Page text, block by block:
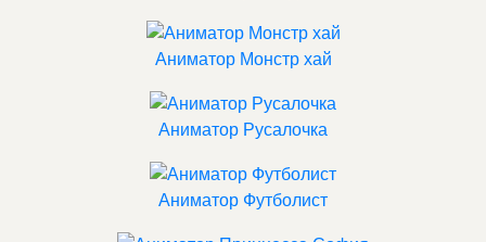
Аниматор Монстр хай
Аниматор Русалочка
Аниматор Футболист